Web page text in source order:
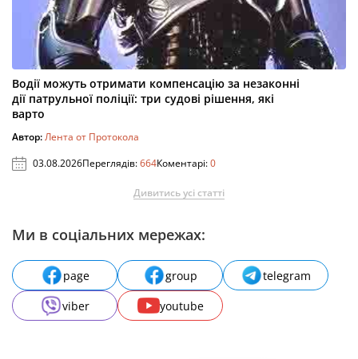
Водії можуть отримати компенсацію за незаконні
дії патрульної поліції: три судові рішення, які
варто
Автор:Лента от Протокола
03.08.2026Переглядів:664Коментарі:0
Дивитись усі статті
Ми в соціальних мережах:
page group
telegram
viber
youtube